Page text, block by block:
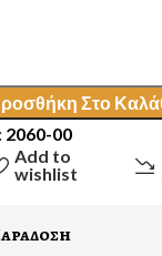
Στο
2060-00
Add to
wishlist